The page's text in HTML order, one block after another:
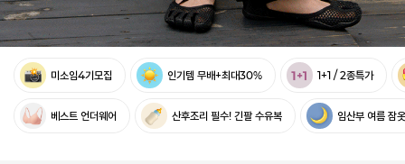
미소임4기모집 인기템 무배+최대30% 1+1 / 2종특가
베스트 언더웨어 산후조리 필수! 긴팔 수유복 임산부 여름 잠옷